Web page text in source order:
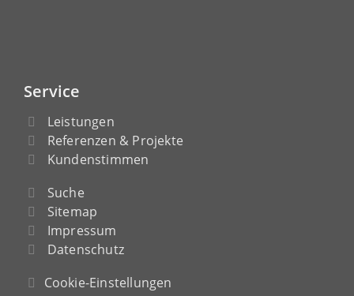
Service
Leistungen
Referenzen & Projekte
Kundenstimmen
Suche
Sitemap
Impressum
Datenschutz
Cookie-Einstellungen